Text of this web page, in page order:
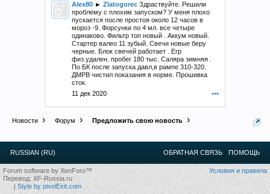
Alex80 ► Zlatogorec Здраствуйте. Решили
проблему с плохим запуском? У меня плохо
пускается после простоя около 12 часов в
мороз -9. Форсунки по 4 мл. все четыре
одинаково. Фильтр топ новый . Аккум новый.
Стартер валео 11 зубый. Свечи новые беру
черные. Блок свечей работает . Егр
физ.удален. пробег 180 тыс. Саляра зимняя .
По БК после запуска давл,в рампе 310-320.
ДМРВ чистил показания в норме. Прошивка
сток.
11 дек 2020
•••
Новости Форум Предложить свою новость
RUSSIAN (RU) ОБРАТНАЯ СВЯЗЬ ПОМОЩЬ
Условия и правила
Forum software by XenForo™
Перевод:XF-Russia.ru
|Style by pixelExit.com